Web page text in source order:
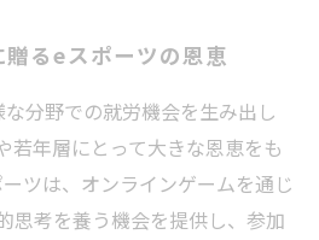
るeスポーツの恩恵
分野での就労機会を生み出し
若年層にとって大きな恩恵をも
ツは、オンラインゲームを通じ
思考を養う機会を提供し、参加